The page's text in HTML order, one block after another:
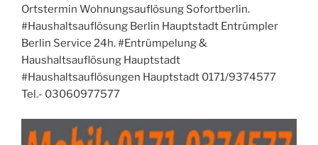
Ortstermin Wohnungsauflösung Sofortberlin.
#Haushaltsauflösung Berlin Hauptstadt Entrümpler
Berlin Service 24h. #Entrümpelung &
Haushaltsauflösung Hauptstadt
#Haushaltsauflösungen Hauptstadt 0171/9374577
Tel.- 03060977577